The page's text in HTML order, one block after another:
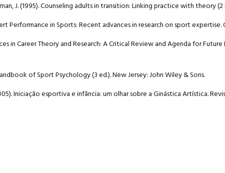
J. (1995). Counseling adults in transition: Linking practice with theory
Performance in Sports: Recent advances in research on sport expertise.
in Career Theory and Research: A Critical Review and Agenda for
of Sport Psychology (3 ed.). New Jersey: John Wiley & Sons.
Iniciação esportiva e infância: um olhar sobre a Ginástica Artística.